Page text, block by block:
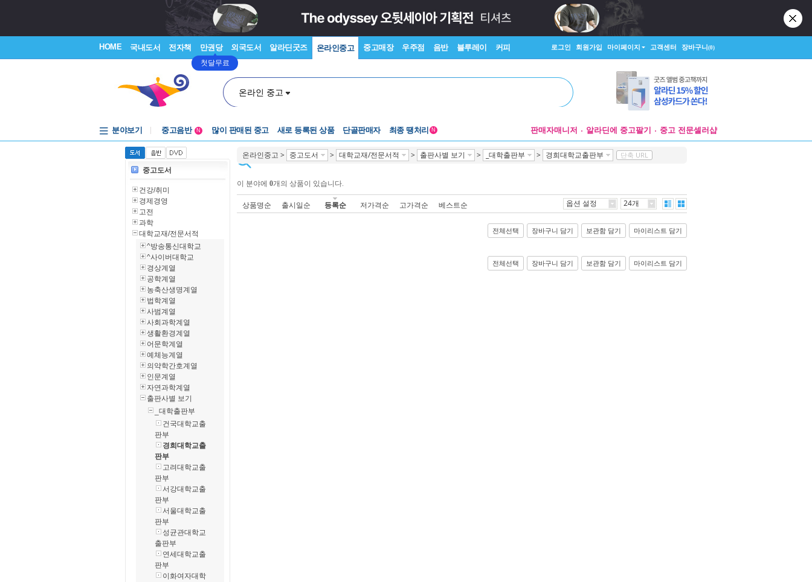
HOME 국내도서 전자책 만권당
첫달무료
외국도서 알라딘굿즈 온라인중고 중고매장 우주점 음반 블루레이 커피 로그인 회원가입 마이페이지 고객센터 장바구니(0)
온라인 중고
분야보기
중고음반
1천원부터
중고음반
N 많이 판매된 중고 새로 등록된 상품 단골판매자 최종 땡처리 N 판매자매니저 알라딘에 중고팔기 중고 전문셀러샵
온라인중고 > 중고도서 > 대학교재/전문서적 > 출판사별 보기 > _대학출판부 > 경희대학교출판부 단축 URL
이 분야에 0개의 상품이 있습니다.
상품명순 출시일순 등록순 저가격순 고가격순 베스트순 옵션 설정 24개
전체선택 장바구니 담기 보관함 담기 마이리스트 담기
전체선택 장바구니 담기 보관함 담기 마이리스트 담기
중고도서
건강/취미
경제경영
고전
과학
대학교재/전문서적
^방송통신대학교
^사이버대학교
경상계열
공학계열
농축산생명계열
법학계열
사범계열
사회과학계열
생활환경계열
어문학계열
예체능계열
의약학간호계열
인문계열
자연과학계열
출판사별 보기
_대학출판부
건국대학교출
판부
경희대학교출
판부
고려대학교출
판부
서강대학교출
판부
서울대학교출
판부
성균관대학교
출판부
연세대학교출
판부
이화여자대학